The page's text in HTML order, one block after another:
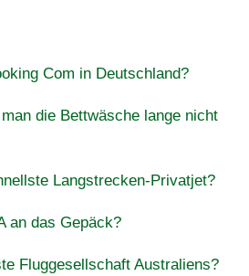
Com in Deutschland?
die Bettwäsche lange nicht
Langstrecken-Privatjet?
an das Gepäck?
Fluggesellschaft Australiens?